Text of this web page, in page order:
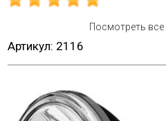
Посмотреть все
Артикул: 2116